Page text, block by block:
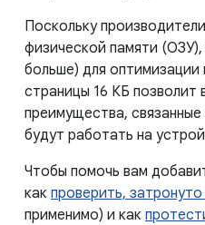
Поскольку
физической памяти (ОЗУ),
больше) для
страницы 16 КБ позволит
преимущества,
будут работать на
Чтобы помочь вам
как проверить,
применимо) и как